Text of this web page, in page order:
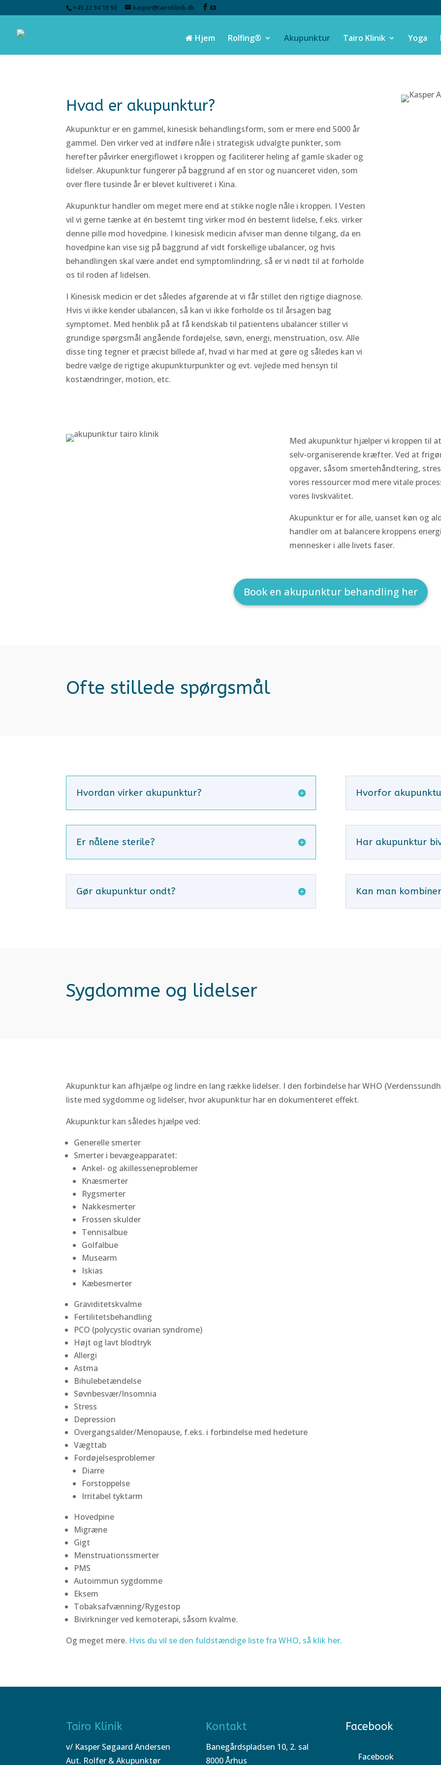
+45 22 94 19 50 kasper@tairoklinik.dk
Hjem Rolfing® Akupunktur Tairo Klinik Yoga
Hvad er akupunktur?
Akupunktur er en gammel, kinesisk behandlingsform, som er mere end 5000 år
gammel. Den virker ved at indføre nåle i strategisk udvalgte punkter, som
herefter påvirker energiflowet i kroppen og faciliterer heling af gamle skader og
lidelser. Akupunktur fungerer på baggrund af en stor og nuanceret viden, som
over flere tusinde år er blevet kultiveret i Kina.
Akupunktur handler om meget mere end at stikke nogle nåle i kroppen. I Vesten
vil vi gerne tænke at én bestemt ting virker mod én bestemt lidelse, f.eks. virker
denne pille mod hovedpine. I kinesisk medicin afviser man denne tilgang, da en
hovedpine kan vise sig på baggrund af vidt forskellige ubalancer, og hvis
behandlingen skal være andet end symptomlindring, så er vi nødt til at forholde
os til roden af lidelsen.
I Kinesisk medicin er det således afgørende at vi får stillet den rigtige diagnose.
Hvis vi ikke kender ubalancen, så kan vi ikke forholde os til årsagen bag
symptomet. Med henblik på at få kendskab til patientens ubalancer stiller vi
grundige spørgsmål angående fordøjelse, søvn, energi, menstruation, osv. Alle
disse ting tegner et præcist billede af, hvad vi har med at gøre og således kan vi
bedre vælge de rigtige akupunkturpunkter og evt. vejlede med hensyn til
kostændringer, motion, etc.
Med akupunktur hjælper vi kroppen til
selv-organiserende kræfter. Ved at
opgaver, såsom smertehåndtering,
vores ressourcer mod mere vitale
vores livskvalitet.
Akupunktur er for alle, uanset køn og
handler om at balancere kroppens
mennesker i alle livets faser.
Book en akupunktur behandling her
Ofte stillede spørgsmål
Hvordan virker akupunktur?
Er nålene sterile?
Gør akupunktur ondt?
Hvorfor
Har akupunktur
Kan man
Sygdomme og lidelser
Akupunktur kan afhjælpe og lindre en lang række lidelser. I den forbindelse har WHO
liste med sygdomme og lidelser, hvor akupunktur har en dokumenteret effekt.
Akupunktur kan således hjælpe ved:
Generelle smerter
Smerter i bevægeapparatet:
Ankel- og akillesseneproblemer
Knæsmerter
Rygsmerter
Nakkesmerter
Frossen skulder
Tennisalbue
Golfalbue
Musearm
Iskias
Kæbesmerter
Graviditetskvalme
Fertilitetsbehandling
PCO (polycystic ovarian syndrome)
Højt og lavt blodtryk
Allergi
Astma
Bihulebetændelse
Søvnbesvær/Insomnia
Stress
Depression
Overgangsalder/Menopause, f.eks. i forbindelse med hedeture
Vægttab
Fordøjelsesproblemer
Diarre
Forstoppelse
Irritabel tyktarm
Hovedpine
Migræne
Gigt
Menstruationssmerter
PMS
Autoimmun sygdomme
Eksem
Tobaksafvænning/Rygestop
Bivirkninger ved kemoterapi, såsom kvalme.
Og meget mere. Hvis du vil se den fuldstændige liste fra WHO, så klik her.
Tairo Klinik
v/ Kasper Søgaard Andersen
Aut. Rolfer & Akupunktør
Kontakt
Banegårdspladsen 10, 2. sal
8000 Århus
Facebook
Facebook